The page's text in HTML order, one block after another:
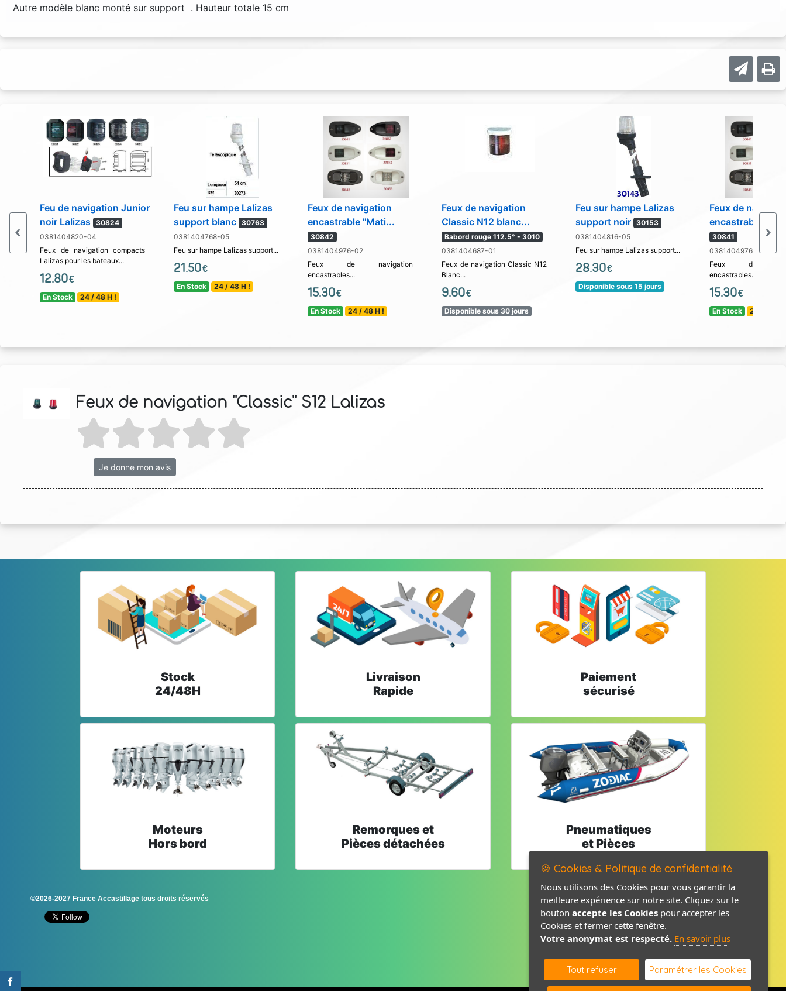
Autre modèle blanc monté sur support . Hauteur totale 15 cm
Feu de navigation Junior
noir Lalizas 30824
0381404820-04
Feux de navigation compacts
Lalizas pour les bateaux...
12.80€
En Stock 24 / 48 H !
Feu sur hampe Lalizas
support blanc 30763
0381404768-05
Feu sur hampe Lalizas support...
21.50€
En Stock 24 / 48 H !
Feux de navigation
encastrable ''Mati...
30842
0381404976-02
Feux de navigation
encastrables...
15.30€
En Stock 24 / 48 H !
Feux de navigation
Classic N12 blanc...
Babord rouge 112.5° - 3010
0381404687-01
Feux de navigation Classic N12
Blanc...
9.60€
Disponible sous 30 jours
Feu sur hampe Lalizas
support noir 30153
0381404816-05
Feu sur hampe Lalizas support...
28.30€
Disponible sous 15 jours
Feux de
encastrable
30841
0381404976-01
Feux de
encastrables...
15.30€
En Stock 24 / 48 H !
Feux de navigation ''Classic'' S12 Lalizas
Je donne mon avis
Stock
24/48H
Livraison
Rapide
Paiement
sécurisé
Moteurs
Hors bord
Remorques et
Pièces détachées
Pneumatiques
et Pièces
©2026-2027 France Accastillage tous droits réservés Mentions légales
Politique de confidentialité
Contact / Plan
🍪 Cookies & Politique de confidentialité
Nous utilisons des Cookies pour vous garantir la
meilleure expérience sur notre site. Cliquez sur le
bouton accepte les Cookies pour accepter les
Cookies et fermer cette fenêtre.
Votre anonymat est respecté. En savoir plus
Tout refuser Paramétrer les Cookies